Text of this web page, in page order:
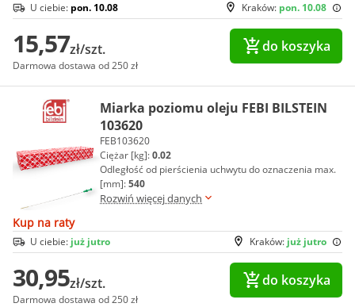
Kraków: pon. 10.08
U ciebie: pon. 10.08
15,57zł/szt.
Darmowa dostawa od 250 zł
do koszyka
Miarka poziomu oleju FEBI BILSTEIN
103620
FEB103620
Ciężar [kg]:0.02
Odległość od pierścienia uchwytu do oznaczenia max.
[mm]:540
Rozwiń więcej danych
Kup na raty
Kraków: już jutro
U ciebie: już jutro
30,95zł/szt.
Darmowa dostawa od 250 zł
do koszyka